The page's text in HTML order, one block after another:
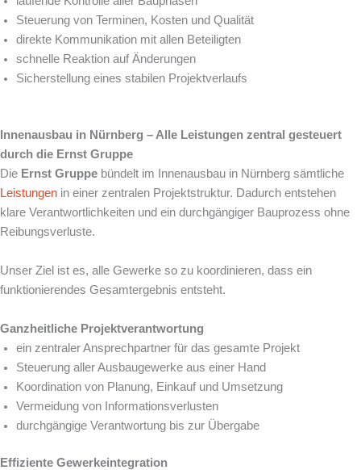
Steuerung von Terminen, Kosten und Qualität
direkte Kommunikation mit allen Beteiligten
schnelle Reaktion auf Änderungen
Sicherstellung eines stabilen Projektverlaufs
Innenausbau in Nürnberg – Alle Leistungen zentral gesteuert
durch die Ernst Gruppe
Die Ernst Gruppe bündelt im Innenausbau in Nürnberg sämtliche
Leistungen in einer zentralen Projektstruktur. Dadurch entstehen
klare Verantwortlichkeiten und ein durchgängiger Bauprozess ohne
Reibungsverluste.
Unser Ziel ist es, alle Gewerke so zu koordinieren, dass ein
funktionierendes Gesamtergebnis entsteht.
Ganzheitliche Projektverantwortung
ein zentraler Ansprechpartner für das gesamte Projekt
Steuerung aller Ausbaugewerke aus einer Hand
Koordination von Planung, Einkauf und Umsetzung
Vermeidung von Informationsverlusten
durchgängige Verantwortung bis zur Übergabe
Effiziente Gewerkeintegration